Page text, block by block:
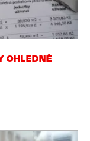
OHLEDNĚ